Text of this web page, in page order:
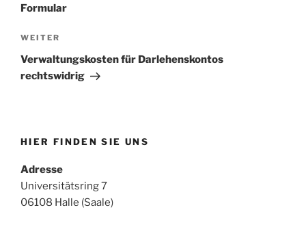
Formular
Nächster
Beitrag
WEITER
Verwaltungskosten für Darlehenskontos
rechtswidrig
HIER FINDEN SIE UNS
Adresse
Universitätsring 7
06108 Halle (Saale)